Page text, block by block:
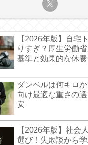
【2026年版】自宅
りすぎ？厚生労働
基準と効果的な休
ダンベルは何キロ
向け最適な重さの
安
【2026年版】社会
選び！失敗談から